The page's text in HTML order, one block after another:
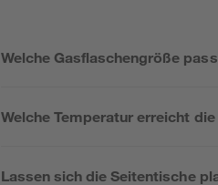
Welche Gasflaschengröße
Welche Temperatur erreicht
Lassen sich die Seitentische